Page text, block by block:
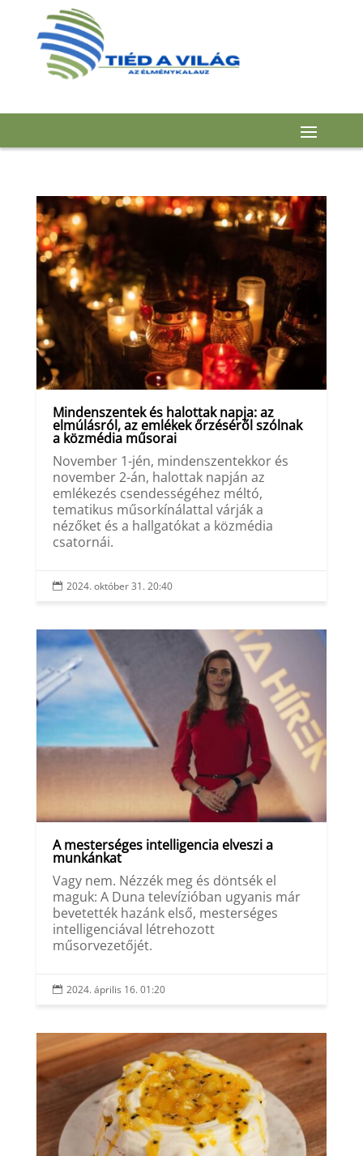
Mindenszentek és halottak napja: az
elmúlásról, az emlékek őrzéséről szólnak
a közmédia műsorai
November 1-jén, mindenszentekkor és
november 2-án, halottak napján az
emlékezés csendességéhez méltó,
tematikus műsorkínálattal várják a
nézőket és a hallgatókat a közmédia
csatornái.
 2024. október 31. 20:40
A mesterséges intelligencia elveszi a
munkánkat
Vagy nem. Nézzék meg és döntsék el
maguk: A Duna televízióban ugyanis már
bevetették hazánk első, mesterséges
intelligenciával létrehozott
műsorvezetőjét.
 2024. április 16. 01:20